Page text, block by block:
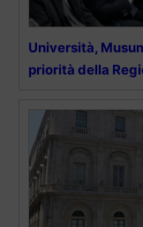
Università,
priorità della